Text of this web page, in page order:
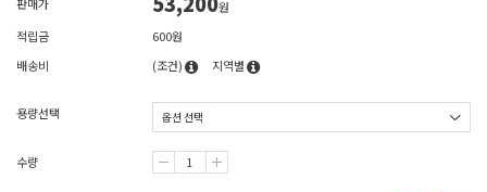
원
적립금
600원
배송비
(조건) 지역별
용량선택
수량